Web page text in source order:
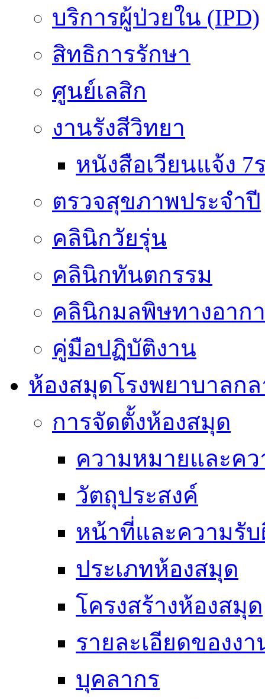
บริการผู้ป่วยใน (IPD)
สิทธิการรักษา
ศูนย์เลสิก
งานรังสีวิทยา
หนังสือเวียนแจ้ง 7
ตรวจสุขภาพประจำปี
คลินิกวัยรุ่น
คลินิกทันตกรรม
คลินิกมลพิษทางอาก
คู่มือปฏิบัติงาน
ห้องสมุดโรงพยาบาลกล
การจัดตั้งห้องสมุด
ความหมายและค
วัตถุประสงค์
หน้าที่และความรั
ประเภทห้องสมุด
โครงสร้างห้องสมุด
รายละเอียดของง
บุคลากร